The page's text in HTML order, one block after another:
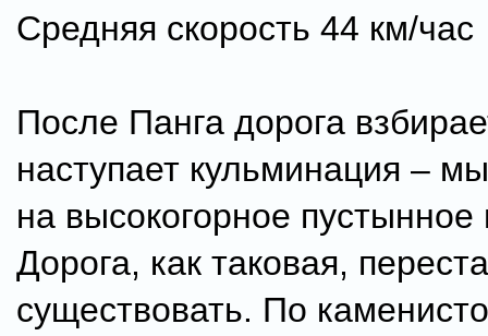
Средняя скорость 44 км/час
После Панга дорога
наступает кульминация –
на высокогорное пустынное
Дорога, как таковая,
существовать. По